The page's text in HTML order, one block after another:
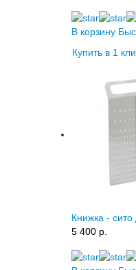
В корзину
Купить в 1
Книжка -
5 400 p.